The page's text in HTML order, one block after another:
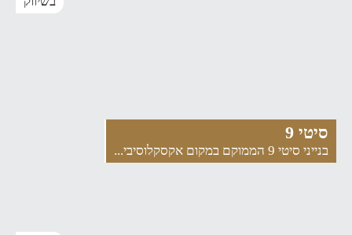
סיטי 9
בנייני סיטי 9 הממוקם במקום אקסקלוסיבי...